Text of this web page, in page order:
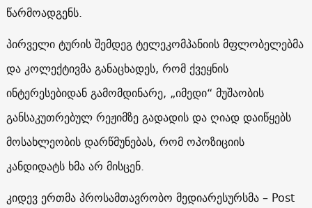
წარმოადგენს.
პირველი ტურის შემდეგ ტელეკომპანიის მფლობელებმა
და კოლექტივმა განაცხადეს, რომ ქვეყნის
ინტერესებიდან გამომდინარე, „იმედი“ მუშაობის
განსაკუთრებულ რეჟიმზე გადადის და ღიად დაიწყებს
მოსახლეობის დარწმუნებას, რომ ოპოზიციის
კანდიდატს ხმა არ მისცენ.
კიდევ ერთმა პროსამთავრობო მედიარესურსმა –Post